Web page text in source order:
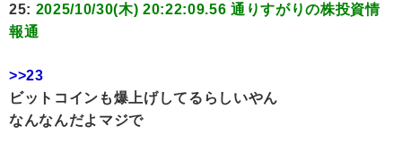
25: 2025/10/30(木) 20:22:09.56 通りすがりの株投資情
報通
>>23
ビットコインも爆上げしてるらしいやん
なんなんだよマジで